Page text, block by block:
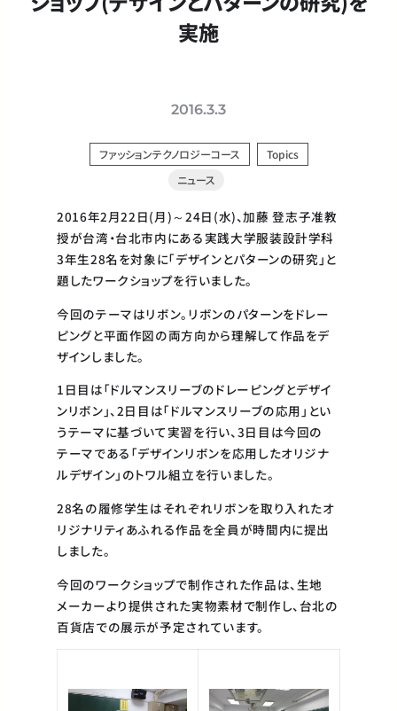
実施
2016.3.3
ファッションテクノロジーコース
Topics
ニュース
2016年2月22日(月)～24日(水)、加藤 登志子准教
授が台湾・台北市内にある実践大学服装設計学科
3年生28名を対象に「デザインとパターンの研究」と
題したワークショップを行いました。
今回のテーマはリボン。リボンのパターンをドレー
ピングと平面作図の両方向から理解して作品をデ
ザインしました。
1日目は「ドルマンスリーブのドレーピングとデザイ
ンリボン」、2日目は「ドルマンスリーブの応用」とい
うテーマに基づいて実習を行い、3日目は今回の
テーマである「デザインリボンを応用したオリジナ
ルデザイン」のトワル組立を行いました。
28名の履修学生はそれぞれリボンを取り入れたオ
リジナリティあふれる作品を全員が時間内に提出
しました。
今回のワークショップで制作された作品は、生地
メーカーより提供された実物素材で制作し、台北の
百貨店での展示が予定されています。